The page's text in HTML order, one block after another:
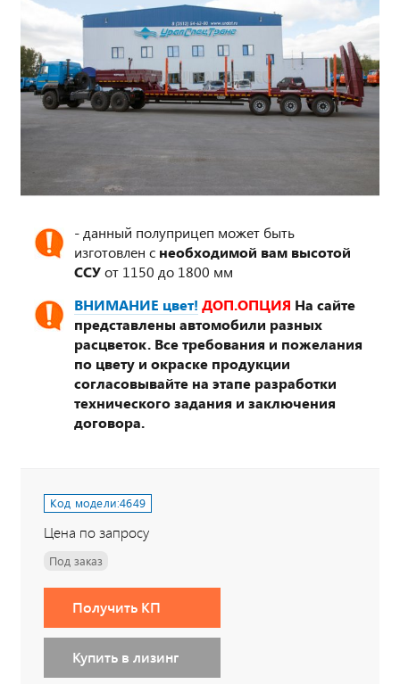
- данный полуприцеп может быть
изготовлен с необходимой вам высотой
ССУот 1150 до 1800 мм
ВНИМАНИЕ цвет! ДОП.ОПЦИЯ На сайте
представлены автомобили разных
расцветок. Все требования и пожелания
по цвету и окраске продукции
согласовывайте на этапе разработки
технического задания и заключения
договора.
Код модели:4649
Цена по запросу
Под заказ
Получить КП
Купить в лизинг